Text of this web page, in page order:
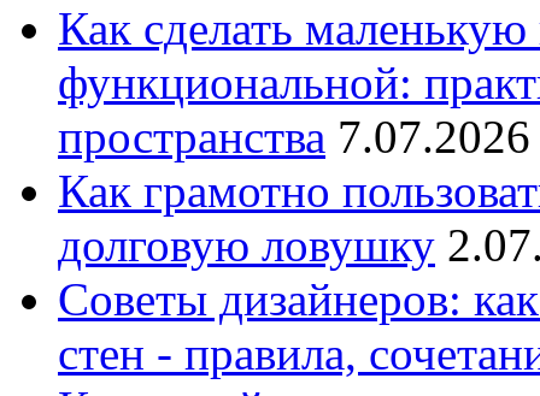
Как сделать
функциональной:
пространства
Как грамотно
долговую ловушку
Советы дизайнеров:
стен - правила,